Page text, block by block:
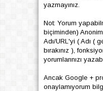
yazmayınız.
Not: Yorum
biçiminden)
Adı/URL'yi ( Adı (
bırakınız ),
yorumlarınızı
Ancak Google +
onaylamıyorum